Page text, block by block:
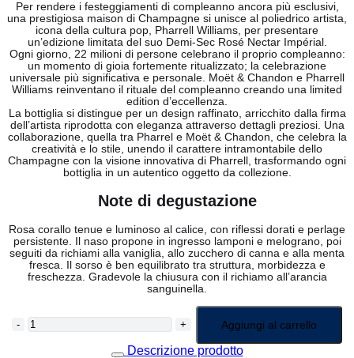
Per rendere i festeggiamenti di compleanno ancora più esclusivi,
una prestigiosa maison di Champagne si unisce al poliedrico artista,
icona della cultura pop, Pharrell Williams, per presentare
un’edizione limitata del suo Demi-Sec Rosé Nectar Impérial.
Ogni giorno, 22 milioni di persone celebrano il proprio compleanno:
un momento di gioia fortemente ritualizzato; la celebrazione
universale più significativa e personale. Moët & Chandon e Pharrell
Williams reinventano il rituale del compleanno creando una limited
edition d’eccellenza.
La bottiglia si distingue per un design raffinato, arricchito dalla firma
dell’artista riprodotta con eleganza attraverso dettagli preziosi. Una
collaborazione, quella tra Pharrel e Moët & Chandon, che celebra la
creatività e lo stile, unendo il carattere intramontabile dello
Champagne con la visione innovativa di Pharrell, trasformando ogni
bottiglia in un autentico oggetto da collezione.
Note di degustazione
Rosa corallo tenue e luminoso al calice, con riflessi dorati e perlage
persistente. Il naso propone in ingresso lamponi e melograno, poi
seguiti da richiami alla vaniglia, allo zucchero di canna e alla menta
fresca. Il sorso è ben equilibrato tra struttura, morbidezza e
freschezza. Gradevole la chiusura con il richiamo all’arancia
sanguinella.
CHAMPAGNE
DEMI-
Aggiungi al carrello
Descrizione prodotto